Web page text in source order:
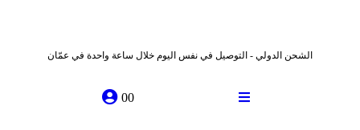
الشحن الدولي - التوصيل في نفس اليوم خلال ساعة واحدة في عمّان
00